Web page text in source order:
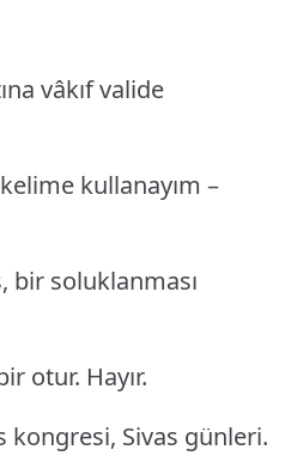
vâkıf valide
kullanayım –
bir soluklanması
otur. Hayır.
kongresi, Sivas günleri.